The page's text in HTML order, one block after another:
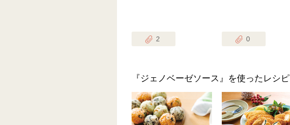
2 0
『ジェノベーゼソース』を使ったレシピ